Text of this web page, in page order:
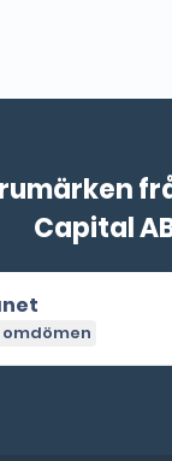
Capital
omdömen